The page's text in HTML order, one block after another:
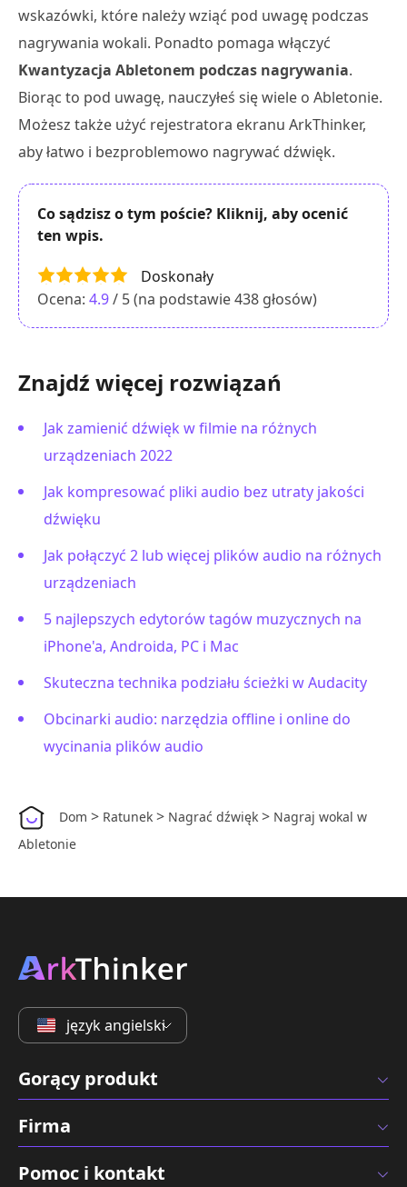
wskazówki, które należy wziąć pod uwagę podczas
nagrywania wokali. Ponadto pomaga włączyć
Kwantyzacja Abletonem podczas nagrywania.
Biorąc to pod uwagę, nauczyłeś się wiele o Abletonie.
Możesz także użyć rejestratora ekranu ArkThinker,
aby łatwo i bezproblemowo nagrywać dźwięk.
Co sądzisz o tym poście? Kliknij, aby ocenić
ten wpis.
Doskonały
Ocena: 4.9/ 5 (na podstawie438 głosów)
Znajdź więcej rozwiązań
Jak zamienić dźwięk w filmie na różnych
urządzeniach 2022
Jak kompresować pliki audio bez utraty jakości
dźwięku
Jak połączyć 2 lub więcej plików audio na różnych
urządzeniach
5 najlepszych edytorów tagów muzycznych na
iPhone'a, Androida, PC i Mac
Skuteczna technika podziału ścieżki w Audacity
Obcinarki audio: narzędzia offline i online do
wycinania plików audio
Dom > Ratunek > Nagrać dźwięk > Nagraj wokal w
Abletonie
język angielski
Gorący produkt
Firma
Pomoc i kontakt